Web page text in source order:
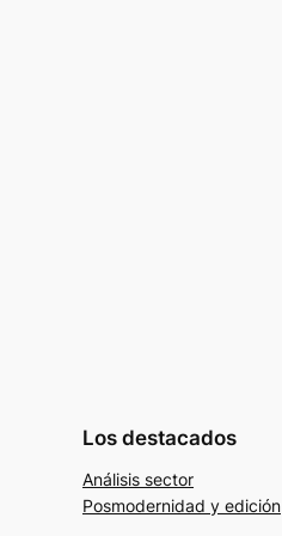
Los destacados
Análisis sector
Posmodernidad y edición